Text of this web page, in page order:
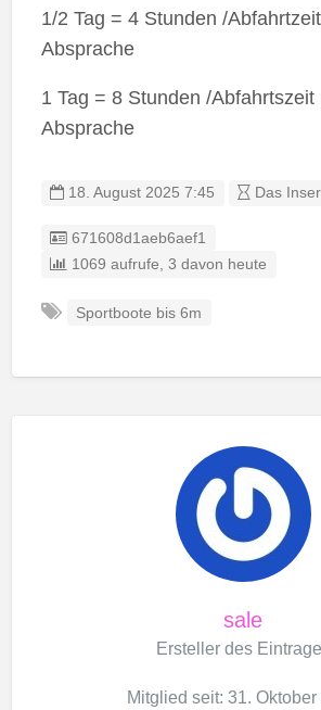
1/2 Tag = 4 Stunden /
Absprache
1 Tag = 8 Stunden /Abfahrtszeit
Absprache
18. August 2025 7:45 Das
Eintrag-ID:
671608d1aeb6aef1
1069 aufrufe, 3 davon heute
Sportboote bis 6m
sale
Ersteller des
Mitglied seit: 31. Oktober